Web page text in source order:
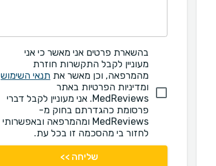
בהשארת פרטים אני מאשר כי אני
מעוניין לקבל התקשרות חוזרת
מהמרפאה, וכן מאשר את תנאי השימוש
ומדיניות הפרטיות באתר
MedReviews. אני מעוניין לקבל דברי
פרסומת כהגדרתם בחוק מ-
MedReviews ומהמרפאה ובאפשרותי
לחזור בי מהסכמה זו בכל עת.
שליחה >>